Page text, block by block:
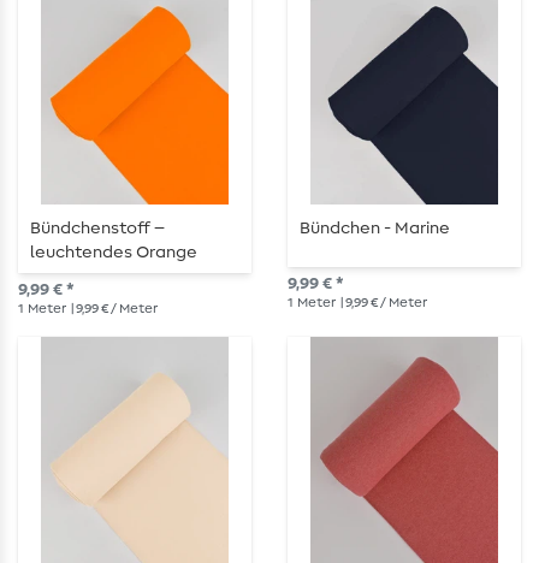
Bündchenstoff –
leuchtendes Orange
9,99 € *
1 Meter | 9,99 € / Meter
Bündchen - Marine
9,99 € *
1 Meter | 9,99 € / Meter